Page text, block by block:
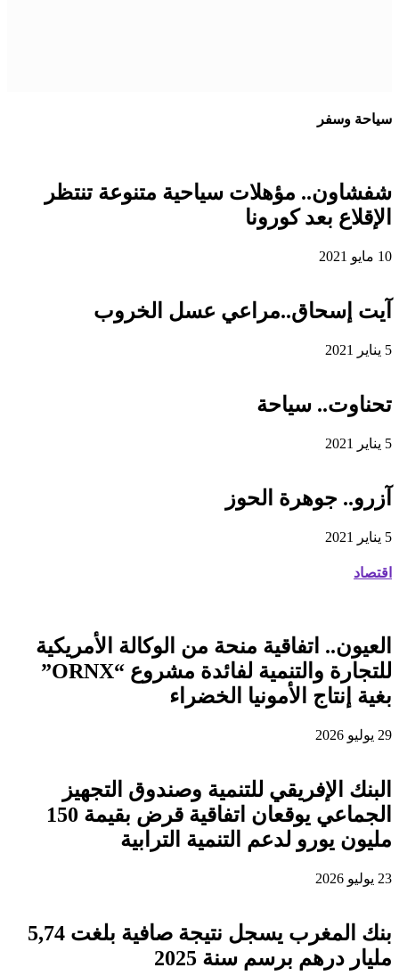
سياحة وسفر
شفشاون.. مؤهلات سياحية متنوعة تنتظر
الإقلاع بعد كورونا
10 مايو 2021
آيت إسحاق..مراعي عسل الخروب
5 يناير 2021
تحناوت.. سياحة
5 يناير 2021
آزرو.. جوهرة الحوز
5 يناير 2021
اقتصاد
العيون.. اتفاقية منحة من الوكالة الأمريكية
للتجارة والتنمية لفائدة مشروع “ORNX”
بغية إنتاج الأمونيا الخضراء
29 يوليو 2026
البنك الإفريقي للتنمية وصندوق التجهيز
الجماعي يوقعان اتفاقية قرض بقيمة 150
مليون يورو لدعم التنمية الترابية
23 يوليو 2026
بنك المغرب يسجل نتيجة صافية بلغت 5,74
مليار درهم برسم سنة 2025